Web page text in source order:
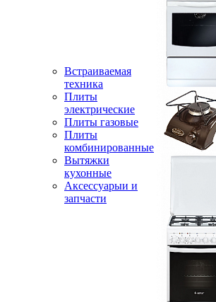
Встраиваемая
техника
Плиты
электрические
Плиты газовые
Плиты
комбинированные
Вытяжки
кухонные
Аксессуарыи и
запчасти